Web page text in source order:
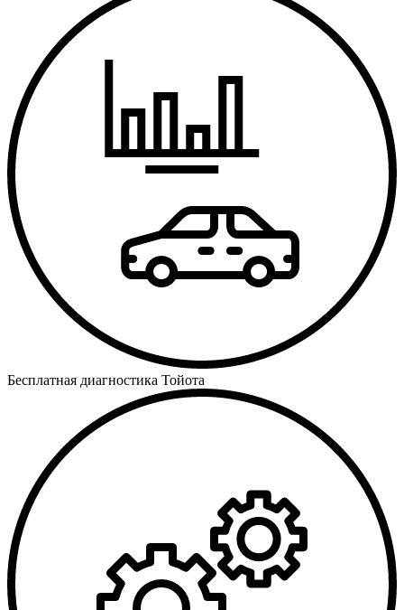
Бесплатная диагностика Тойота